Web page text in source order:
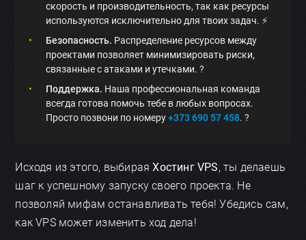
скорость и производительность, так как ресурсы
используются исключительно для твоих задач. ⚡
Безопасность. Распределение ресурсов между
проектами позволяет минимизировать риски,
связанные с атаками и утечками. ?
Поддержка. Наша профессиональная команда
всегда готова помочь тебе в любых вопросах.
Просто позвони по номеру+373 690 57 458. ?
Исходя из этого, выбираяХостинг VPS, ты делаешь
шаг к успешному запуску своего проекта. Не
позволяй мифам останавливать тебя! Убедись сам,
как VPS может изменить ход дела!